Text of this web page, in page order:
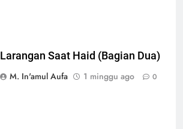
Larangan Saat Haid (Bagian Dua)
M. In'amul Aufa
1 minggu ago 0